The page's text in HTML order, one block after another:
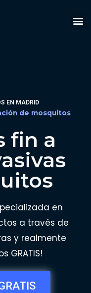
EN MADRID
de mosquitos
fin a
en
a través de
y realmente
GRATIS!